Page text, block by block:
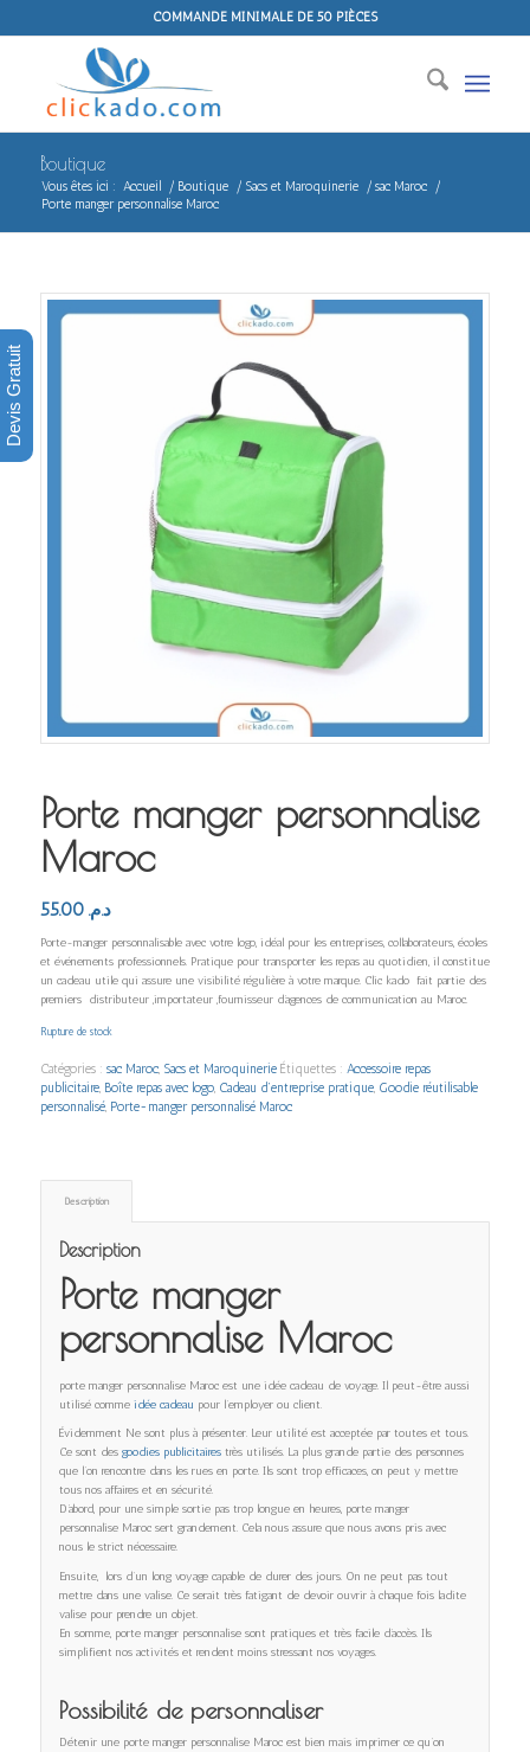
COMMANDE MINIMALE DE 50 PIÈCES
Boutique
Vous êtes ici : Accueil / Boutique / Sacs et Maroquinerie / sac Maroc
/
Porte manger personnalise Maroc
Porte manger personnalise
Maroc
د.م. 55.00
Porte-manger personnalisable avec votre logo, idéal pour les entreprises, collaborateurs, écoles
et événements professionnels. Pratique pour transporter les repas au quotidien, il constitue
un cadeau utile qui assure une visibilité régulière à votre marque. Clic kado fait partie des
premiers distributeur ,importateur ,fournisseur d’agences de communication au Maroc.
Rupture de stock
Catégories : sac Maroc, Sacs et Maroquinerie Étiquettes : Accessoire repas
publicitaire, Boîte repas avec logo, Cadeau d’entreprise pratique, Goodie réutilisable
personnalisé, Porte-manger personnalisé Maroc
Description
Description
Porte manger
personnalise Maroc
porte manger personnalise Maroc est une idée cadeau de voyage. Il peut-être aussi
utilisé commeidée cadeau pour l’employer ou client.
Évidemment Ne sont plus à présenter. Leur utilité est acceptée par toutes et tous.
Ce sont des goodies publicitaires très utilisés. La plus grande partie des personnes
que l’on rencontre dans les rues en porte. Ils sont trop efficaces, on peut y mettre
tous nos affaires et en sécurité.
D’abord, pour une simple sortie pas trop longue en heures, porte manger
personnalise Maroc sert grandement. Cela nous assure que nous avons pris avec
nous le strict nécessaire.
Ensuite, lors d’un long voyage capable de durer des jours. On ne peut pas tout
mettre dans une valise. Ce serait très fatigant de devoir ouvrir à chaque fois ladite
valise pour prendre un objet.
En somme, porte manger personnalise sont pratiques et très facile d’accès. Ils
simplifient nos activités et rendent moins stressant nos voyages.
Possibilité de personnaliser
Détenir une porte manger personnalise Maroc est bien mais imprimer ce qu’on
Devis Gratuit